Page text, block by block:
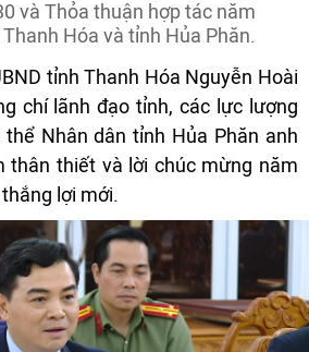
và Thỏa thuận hợp tác năm
Hóa và tỉnh Hủa Phăn.
tỉnh Thanh Hóa Nguyễn Hoài
chí lãnh đạo tỉnh, các lực lượng
Nhân dân tỉnh Hủa Phăn anh
thân thiết và lời chúc mừng năm
lợi mới.